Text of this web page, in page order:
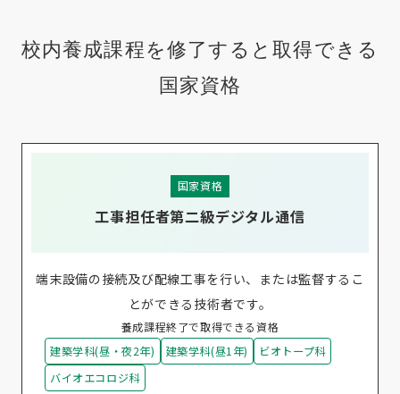
校内養成課程を修了すると取得できる
国家資格
国家資格
工事担任者第二級デジタル通信
端末設備の接続及び配線工事を行い、または監督するこ
とができる技術者です。
養成課程終了で取得できる資格
建築学科(昼・夜2年) 建築学科(昼1年)
ビオトープ科
バイオエコロジ科